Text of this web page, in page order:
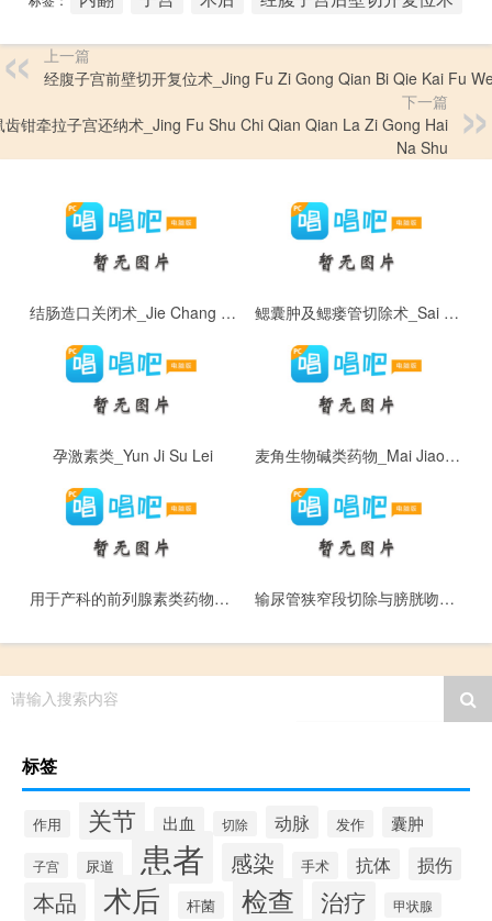
上一篇
经腹子宫前壁切开复位术_Jing Fu Zi Gong Qian Bi Qie Kai Fu
下一篇
齿钳牵拉子宫还纳术_Jing Fu Shu Chi Qian Qian La Zi Gong Hai
Na Shu
结肠造口关闭术_Jie Chang Zao Kou Guan Bi Shu 鳃囊肿及鳃瘘管切除术_Sai Nang Zhong Ji Sai Lou Guan Qie Chu Shu
孕激素类_Yun Ji Su Lei 麦角生物碱类药物_Mai Jiao Sheng Wu Jian Lei Yao Wu
用于产科的前列腺素类药物_Yong Yu Chan Ke De Qian Lie Xian Su Lei Yao Wu 输尿管狭窄段切除与膀胱吻合术_Shu Niao Guan Xia Zhai Duan Qie Chu Yu Bang Guang Wen He Shu
请输入搜索内容
标签
作用 关节 出血 切除 动脉 发作 囊肿
子宫 尿道 患者 感染 手术 抗体 损伤
本品 术后 杆菌 检查 治疗 甲状腺